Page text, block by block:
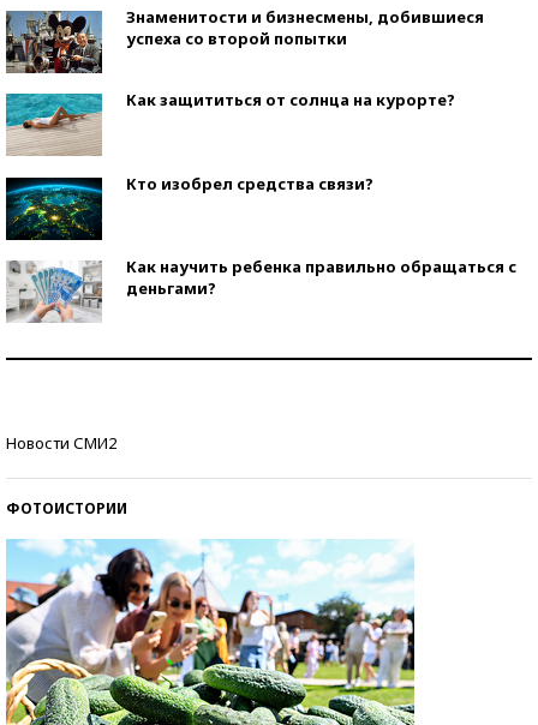
Знаменитости и бизнесмены, добившиеся
успеха со второй попытки
Как защититься от солнца на курорте?
Кто изобрел средства связи?
Как научить ребенка правильно обращаться с
деньгами?
Новости СМИ2
ФОТОИСТОРИИ